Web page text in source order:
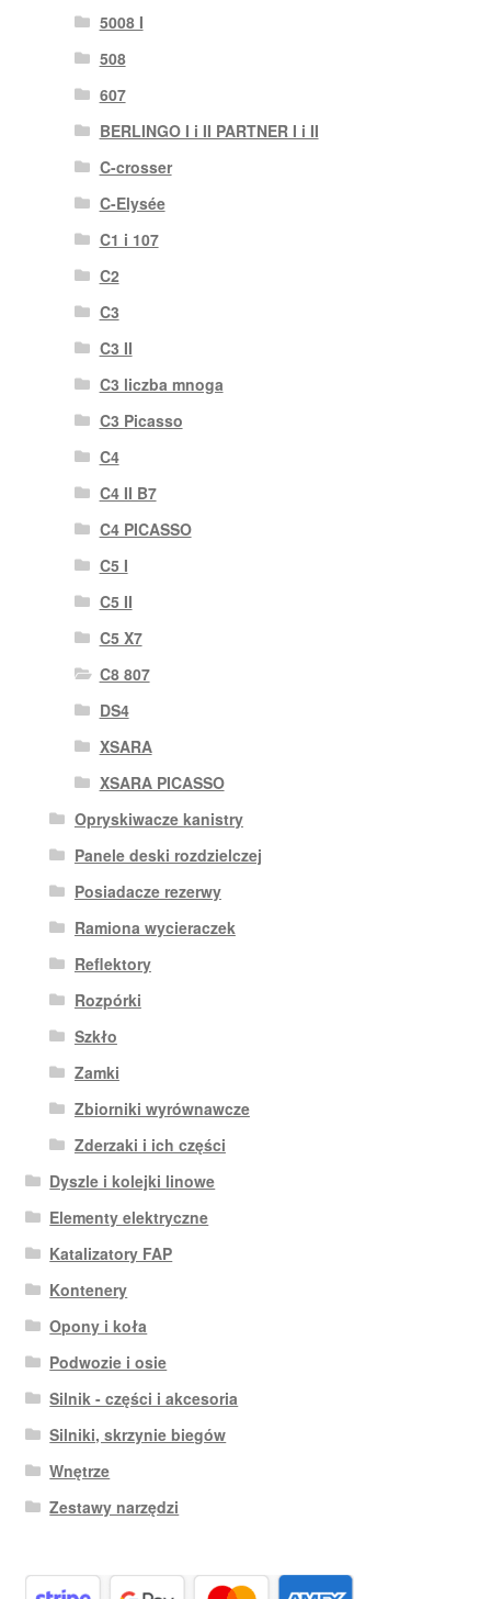
5008 I
508
607
BERLINGO I i II PARTNER I i II
C-crosser
C-Elysée
C1 i 107
C2
C3
C3 II
C3 liczba mnoga
C3 Picasso
C4
C4 II B7
C4 PICASSO
C5 I
C5 II
C5 X7
C8 807
DS4
XSARA
XSARA PICASSO
Opryskiwacze kanistry
Panele deski rozdzielczej
Posiadacze rezerwy
Ramiona wycieraczek
Reflektory
Rozpórki
Szkło
Zamki
Zbiorniki wyrównawcze
Zderzaki i ich części
Dyszle i kolejki linowe
Elementy elektryczne
Katalizatory FAP
Kontenery
Opony i koła
Podwozie i osie
Silnik - części i akcesoria
Silniki, skrzynie biegów
Wnętrze
Zestawy narzędzi